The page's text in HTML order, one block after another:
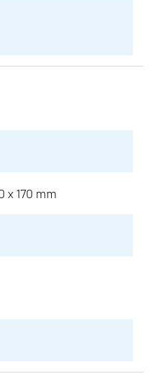
x 170 mm